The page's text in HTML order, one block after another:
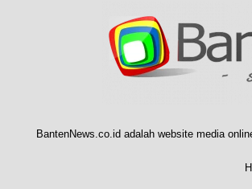
BantenNews.co.id adalah website media